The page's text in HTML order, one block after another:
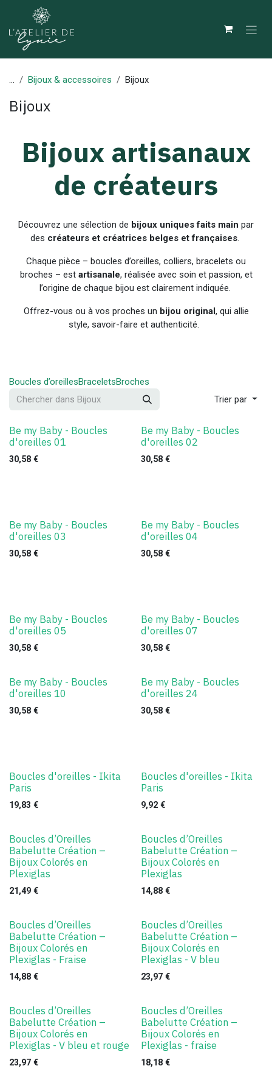
Se rendre au contenu
... Bijoux & accessoires Bijoux
Bijoux
Bijoux artisanaux
de créateurs
Découvrez une sélection de bijoux uniques faits main par
des créateurs et créatrices belges et françaises.
Chaque pièce – boucles d’oreilles, colliers, bracelets ou
broches – est artisanale, réalisée avec soin et passion, et
l’origine de chaque bijou est clairement indiquée.
Offrez-vous ou à vos proches un bijou original, qui allie
style, savoir-faire et authenticité.
Boucles d’oreillesBraceletsBroches
Trier par
Be my Baby - Boucles
d'oreilles 01
30,58 €
Be my Baby - Boucles
d'oreilles 02
30,58€
Be my Baby - Boucles
d'oreilles 03
30,58 €
Be my Baby - Boucles
d'oreilles 04
30,58€
Be my Baby - Boucles
d'oreilles 05
30,58 €
Be my Baby - Boucles
d'oreilles 07
30,58€
Be my Baby - Boucles
d'oreilles 10
30,58 €
Be my Baby - Boucles
d'oreilles 24
30,58€
Boucles d'oreilles - Ikita
Paris
19,83 €
Boucles d'oreilles - Ikita
Paris
9,92€
Boucles d’Oreilles
Babelutte Création –
Bijoux Colorés en
Plexiglas
21,49 €
Boucles d’Oreilles
Babelutte Création –
Bijoux Colorés en
Plexiglas
14,88€
Boucles d’Oreilles
Babelutte Création –
Bijoux Colorés en
Plexiglas - Fraise
14,88 €
Boucles d’Oreilles
Babelutte Création –
Bijoux Colorés en
Plexiglas - V bleu
23,97€
Boucles d’Oreilles
Babelutte Création –
Bijoux Colorés en
Plexiglas - V bleu et rouge
23,97 €
Boucles d’Oreilles
Babelutte Création –
Bijoux Colorés en
Plexiglas - fraise
18,18€